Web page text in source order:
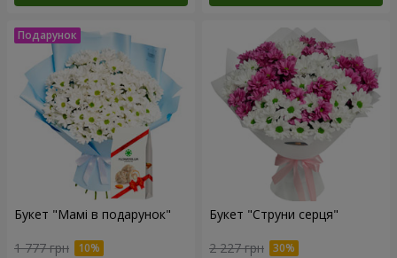
Букет "Мамі в подарунок"
1 777 грн
Букет "Струни серця"
2 227 грн